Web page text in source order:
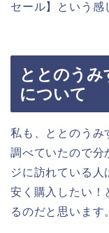
セール】という感
ととのう
について
私も、ととのうみ
調べていたので分
ジに訪れている人
安く購入したい！
るのだと思います